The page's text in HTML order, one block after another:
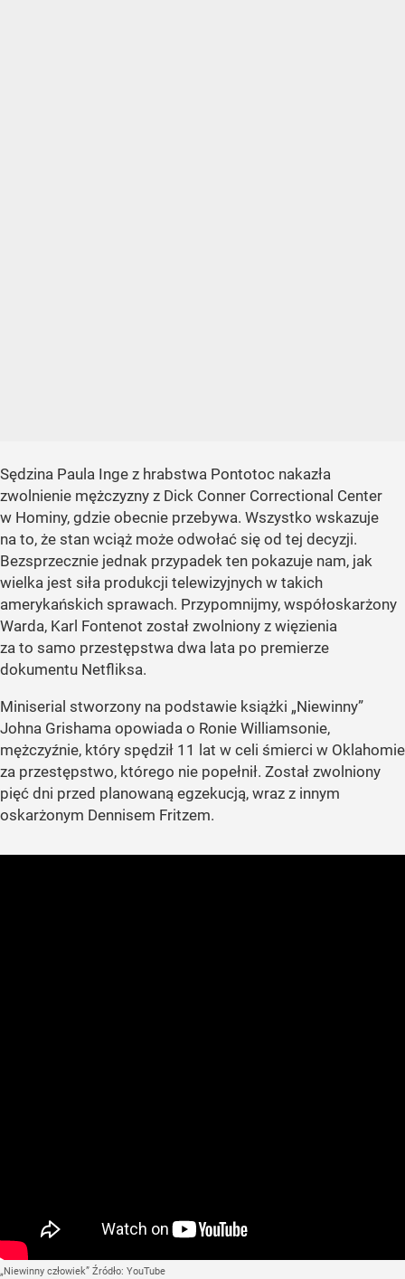
Sędzina Paula Inge z hrabstwa Pontotoc nakazła
zwolnienie mężczyzny z Dick Conner Correctional Center
w Hominy, gdzie obecnie przebywa. Wszystko wskazuje
na to, że stan wciąż może odwołać się od tej decyzji.
Bezsprzecznie jednak przypadek ten pokazuje nam, jak
wielka jest siła produkcji telewizyjnych w takich
amerykańskich sprawach. Przypomnijmy, współoskarżony
Warda, Karl Fontenot został zwolniony z więzienia
za to samo przestępstwa dwa lata po premierze
dokumentu Netfliksa.
Miniserial stworzony na podstawie książki „Niewinny”
Johna Grishama opowiada o Ronie Williamsonie,
mężczyźnie, który spędził 11 lat w celi śmierci w Oklahomie
za przestępstwo, którego nie popełnił. Został zwolniony
pięć dni przed planowaną egzekucją, wraz z innym
oskarżonym Dennisem Fritzem.
„Niewinny człowiek” Źródło: YouTube